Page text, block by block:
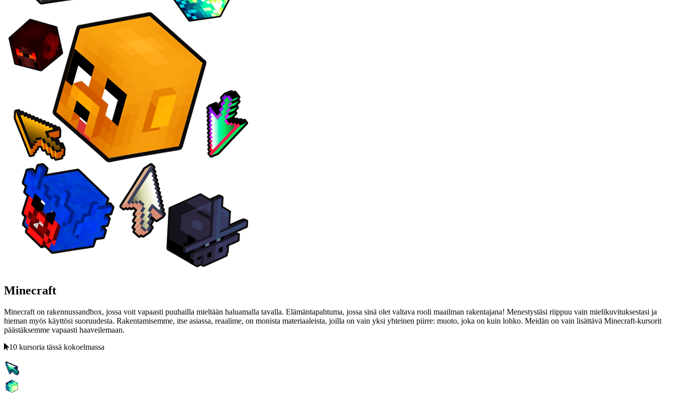
Minecraft
Minecraft on rakennussandbox, jossa voit vapaasti puuhailla mieltään haluamalla tavalla. Elämäntapahtuma, jossa sinä olet valtava rooli maailman rakentajana! Menestystäsi riippuu vain mielikuvituksestasi ja
hieman myös käyttösi suoruudesta. Rakentamisemme, itse asiassa, reaalime, on monista materiaaleista, joilla on vain yksi yhteinen piirre: muoto, joka on kuin lohko. Meidän on vain lisättävä Minecraft-kursorit
päästäksemme vapaasti haaveilemaan.
10 kursoria tässä kokoelmassa